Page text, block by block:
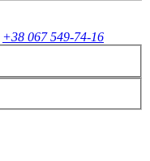
+38 067 549-74-16